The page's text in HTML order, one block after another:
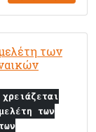
των
των